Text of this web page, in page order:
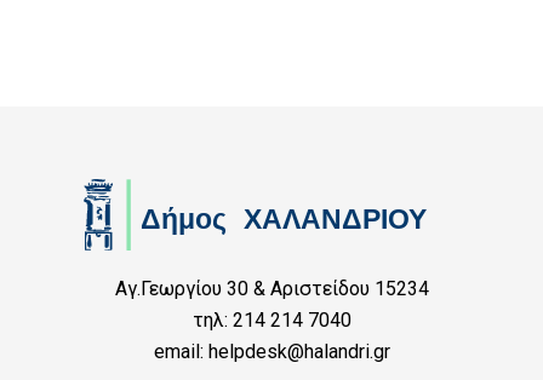
Αγ.Γεωργίου 30 & Αριστείδου 15234
τηλ: 214 214 7040
email: helpdesk@halandri.gr